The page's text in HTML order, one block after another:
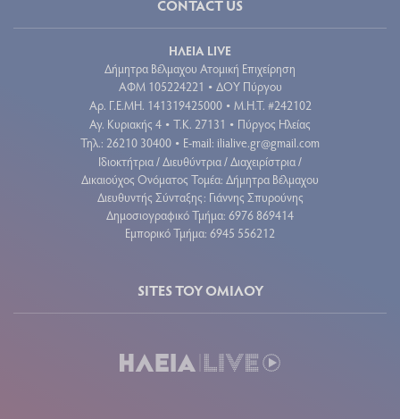
CONTACT US
ΗΛΕΙΑ LIVE
Δήμητρα Βέλμαχου Ατομική Επιχείρηση
ΑΦΜ 105224221 • ΔΟΥ Πύργου
Aρ. Γ.Ε.ΜΗ. 141319425000 • Μ.Η.Τ. #242102
Αγ. Κυριακής 4 • Τ.Κ. 27131 • Πύργος Ηλείας
Τηλ.: 26210 30400 • E-mail: ilialive.gr@gmail.com
Ιδιοκτήτρια / Διευθύντρια / Διαχειρίστρια /
Δικαιούχος Ονόματος Τομέα: Δήμητρα Βέλμαχου
Διευθυντής Σύνταξης: Γιάννης Σπυρούνης
Δημοσιογραφικό Τμήμα: 6976 869414
Εμπορικό Τμήμα: 6945 556212
SITES ΤΟΥ ΟΜΙΛΟΥ